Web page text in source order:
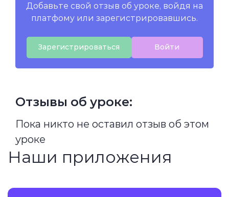
Добавьте свой отзыв об уроке, войдя на
платфому или зарегистрировавшись.
Зарегистрироваться Войти
Отзывы об уроке:
Пока никто не оставил отзыв об этом
уроке
Наши приложения